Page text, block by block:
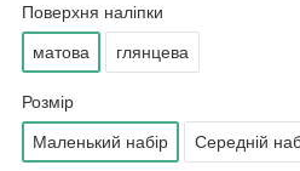
Поверхня наліпки
матова глянцева
Розмір
Маленький набір Середній